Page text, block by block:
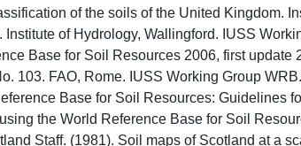
of the soils of the United Kingdom.
Institute of Hydrology, Wallingford. IUSS
Base for Soil Resources 2006, first update
103. FAO, Rome. IUSS Working Group
Base for Soil Resources: Guidelines
the World Reference Base for Soil
Staff. (1981). Soil maps of Scotland at a